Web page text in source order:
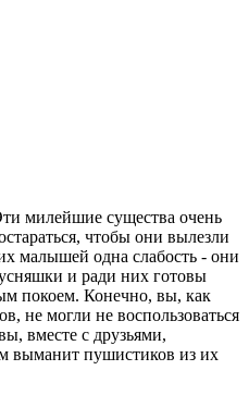
милейшие существа очень
чтобы они вылезли
малышей одна слабость - они
и ради них готовы
покоем. Конечно, вы, как
не могли не воспользоваться
вместе с друзьями,
выманит пушистиков из их